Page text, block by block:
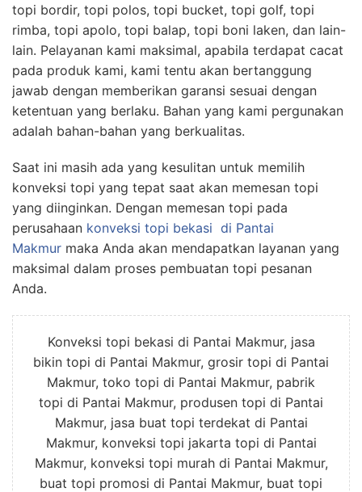
topi bordir, topi polos, topi bucket, topi golf, topi
rimba, topi apolo, topi balap, topi boni laken, dan lain-
lain. Pelayanan kami maksimal, apabila terdapat cacat
pada produk kami, kami tentu akan bertanggung
jawab dengan memberikan garansi sesuai dengan
ketentuan yang berlaku. Bahan yang kami pergunakan
adalah bahan-bahan yang berkualitas.
Saat ini masih ada yang kesulitan untuk memilih
konveksi topi yang tepat saat akan memesan topi
yang diinginkan. Dengan memesan topi pada
perusahaan konveksi topi bekasi di Pantai
Makmur maka Anda akan mendapatkan layanan yang
maksimal dalam proses pembuatan topi pesanan
Anda.
Konveksi topi bekasi di Pantai Makmur, jasa
bikin topi di Pantai Makmur, grosir topi di Pantai
Makmur, toko topi di Pantai Makmur, pabrik
topi di Pantai Makmur, produsen topi di Pantai
Makmur, jasa buat topi terdekat di Pantai
Makmur, konveksi topi jakarta topi di Pantai
Makmur, konveksi topi murah di Pantai Makmur,
buat topi promosi di Pantai Makmur, buat topi